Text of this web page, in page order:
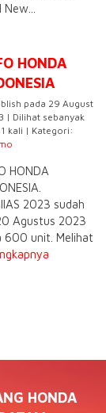
HONDA
pada 29 August
| Dilihat sebanyak
kali | Kategori:
HONDA
2023 sudah
Agustus 2023
600 unit. Melihat
HONDA